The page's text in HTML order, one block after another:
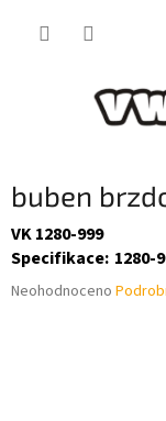
buben
VK 1280-999
Specifikace: 1280-
Průměrné
Neohodnoceno